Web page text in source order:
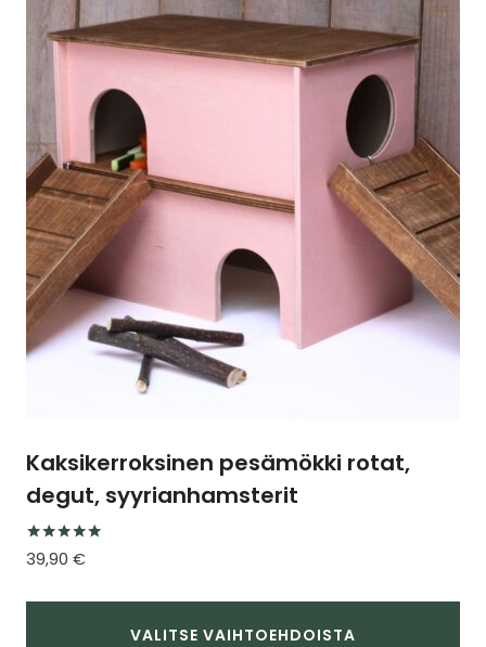
on
useampi
muunnelma.
Voit
tehdä
valinnat
tuotteen
sivulla.
Kaksikerroksinen pesämökki rotat,
degut, syyrianhamsterit
Arvostelu
tuotteesta:
/ 5
39,90 €
VALITSE VAIHTOEHDOISTA